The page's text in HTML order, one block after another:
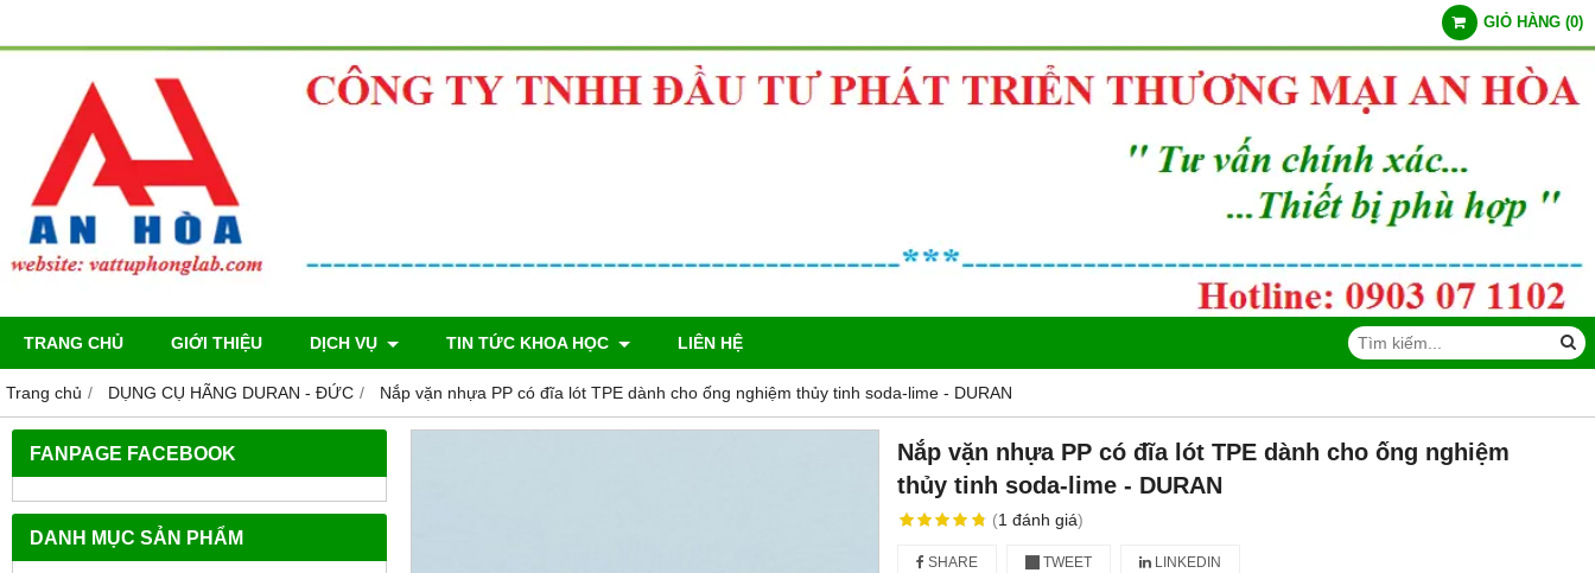
GIỎ HÀNG (0)
TRANG CHỦ GIỚI THIỆU DỊCH VỤ TIN TỨC KHOA HỌC LIÊN HỆ
Trang chủ DỤNG CỤ HÃNG DURAN - ĐỨC Nắp vặn nhựa PP có đĩa lót TPE dành cho ống nghiệm thủy tinh soda-lime - DURAN
FANPAGE FACEBOOK
DANH MỤC SẢN PHẨM
Nắp vặn nhựa PP có đĩa lót TPE dành cho ống nghiệm
thủy tinh soda-lime - DURAN
(1đánh giá)
SHARE TWEET LINKEDIN